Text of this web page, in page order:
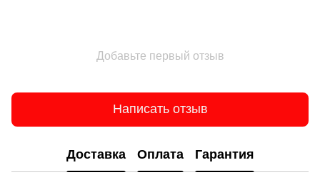
Добавьте первый отзыв
Написать отзыв
Доставка Оплата Гарантия